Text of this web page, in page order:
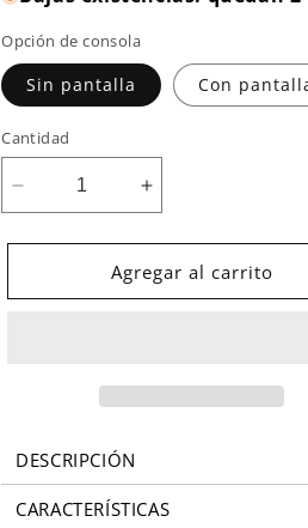
Opción de consola
Sin pantalla Con
Cantidad
Reducir
cantidad
para
de
Aumentar
cantidad
para
Prensa
de
Agregar al carrito
DESCRIPCIÓN
CARACTERÍSTICAS